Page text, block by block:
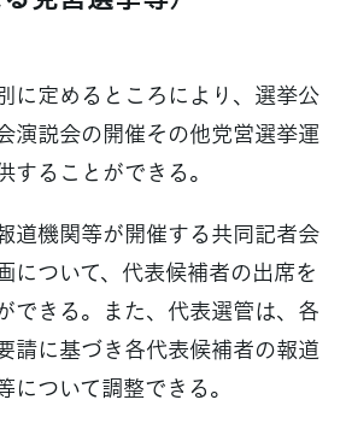
に定めるところにより、選挙公
演説会の開催その他党営選挙運
することができる。
道機関等が開催する共同記者会
について、代表候補者の出席を
できる。また、代表選管は、各
請に基づき各代表候補者の報道
について調整できる。